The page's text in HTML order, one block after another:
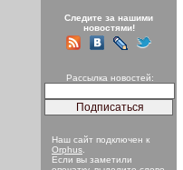
Следите за нашими
новостями!
Рассылка новостей:
Наш сайт подключен к
Orphus
Если вы заметили